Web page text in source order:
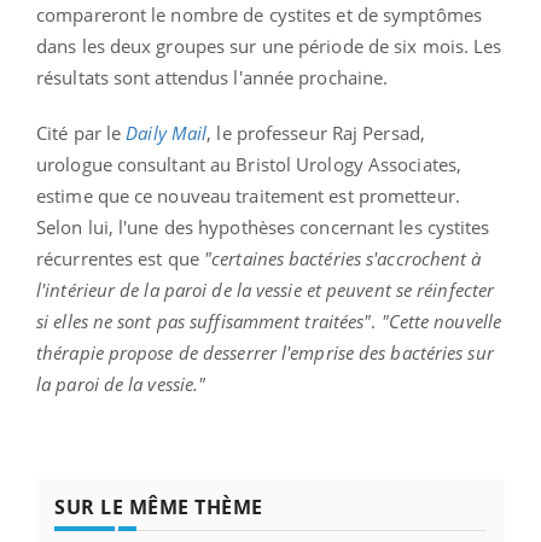
compareront le nombre de cystites et de symptômes
dans les deux groupes sur une période de six mois. Les
résultats sont attendus l'année prochaine.
Cité par le Daily Mail, le professeur Raj Persad,
urologue consultant au Bristol Urology Associates,
estime que ce nouveau traitement est prometteur.
Selon lui, l'une des hypothèses concernant les cystites
récurrentes est que "certaines bactéries s'accrochent à
l'intérieur de la paroi de la vessie et peuvent se réinfecter
si elles ne sont pas suffisamment traitées". "Cette nouvelle
thérapie propose de desserrer l'emprise des bactéries sur
la paroi de la vessie."
SUR LE MÊME THÈME